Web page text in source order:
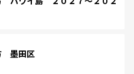
墨田区